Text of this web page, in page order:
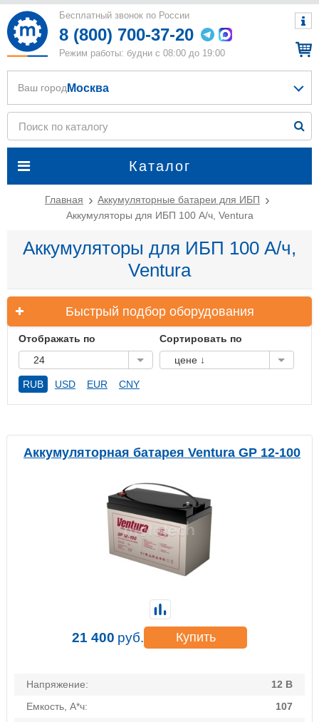
Бесплатный звонок по России
8 (800) 700-37-20
Режим работы: будни с 08:00 до 19:00
Каталог
Ваш город Москва
Главная
Аккумуляторные батареи для ИБП
Аккумуляторы для ИБП 100 А/ч, Ventura
Аккумуляторы для ИБП 100 А/ч,
Ventura
Быстрый подбор оборудования
Отображать по
24
Сортировать по
цене ↓
RUB USD EUR CNY
Аккумуляторная батарея Ventura GP 12-100
Напряжение:
12 В
Емкость, А*ч:
107
21 400 руб. Купить